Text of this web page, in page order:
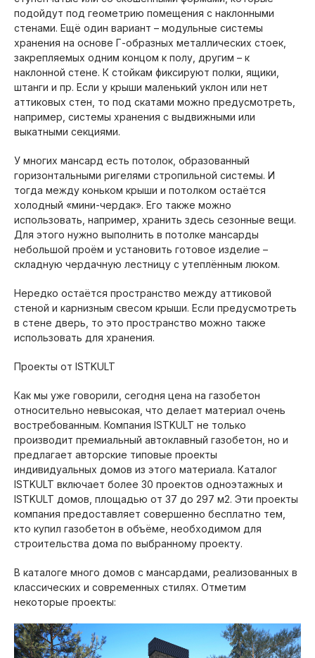
подойдут под геометрию помещения с наклонными
стенами. Ещё один вариант – модульные системы
хранения на основе Г-образных металлических стоек,
закрепляемых одним концом к полу, другим – к
наклонной стене. К стойкам фиксируют полки, ящики,
штанги и пр. Если у крыши маленький уклон или нет
аттиковых стен, то под скатами можно предусмотреть,
например, системы хранения с выдвижными или
выкатными секциями.
У многих мансард есть потолок, образованный
горизонтальными ригелями стропильной системы. И
тогда между коньком крыши и потолком остаётся
холодный «мини-чердак». Его также можно
использовать, например, хранить здесь сезонные вещи.
Для этого нужно выполнить в потолке мансарды
небольшой проём и установить готовое изделие –
складную чердачную лестницу с утеплённым люком.
Нередко остаётся пространство между аттиковой
стеной и карнизным свесом крыши. Если предусмотреть
в стене дверь, то это пространство можно также
использовать для хранения.
Проекты от ISTKULT
Как мы уже говорили, сегодня цена на газобетон
относительно невысокая, что делает материал очень
востребованным. Компания ISTKULT не только
производит премиальный автоклавный газобетон, но и
предлагает авторские типовые проекты
индивидуальных домов из этого материала. Каталог
ISTKULT включает более 30 проектов одноэтажных и
ISTKULT домов, площадью от 37 до 297 м2. Эти проекты
компания предоставляет совершенно бесплатно тем,
кто купил газобетон в объёме, необходимом для
строительства дома по выбранному проекту.
В каталоге много домов с мансардами, реализованных в
классических и современных стилях. Отметим
некоторые проекты: